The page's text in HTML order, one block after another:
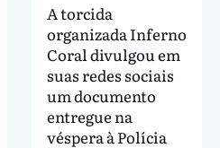
A torcida
organizada Inferno
Coral divulgou em
suas redes sociais
um documento
entregue na
véspera à Polícia